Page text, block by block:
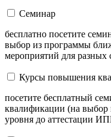
Семинар
бесплатно посетите
выбор из программы
мероприятий для разных
Курсы повышения
посетите бесплатный
квалификации (на выбор
уровня до аттестации